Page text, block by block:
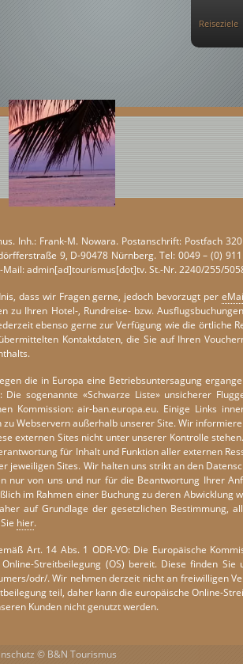
Reiseziele
Inh.: Fra­nk-M. No­wa­ra. Post­an­s­chrift: Post­fach
9, D-90478 Nürn­berg. Tel: 0049 – (0)
Mail: admin[ad]tou­ris­mus[dot]tv. St.-Nr. 2240/255/
dass wir Fra­gen gerne, jedoch be­vor­zugt per
zu Ihren Ho­tel-, Run­dreise- bzw.
eben­so gerne zur Ver­fü­gung wie die ört­li­che
Kon­takt­da­ten, die Sie auf Ihren
die in Eu­ro­pa eine Be­triebs­un­ter­sa­gung
Die so­ge­nann­te «Schwar­ze Liste» un­si­che­r­er
Kom­mis­s­i­on: air-ban.​europa.​eu. Ei­ni­ge Links
Web­s­er­vern au­ße­r­halb un­serer Site. Wir
ex­ter­nen Sites nicht unter un­serer Kon­trol­le
für In­halt und Funk­ti­on aller ex­ter­nen
je­wei­li­gen Sites. Wir hal­ten uns st­rikt an den
nur von uns und nur für die Be­ant­wor­tung Ihrer
im Rah­men einer Bu­chung zu deren Ab­wick­lung
auf Grund­la­ge der ge­setz­li­chen Be­st­im­mung,
hier.
Art. 14 Abs. 1 ODR-VO: Die Eu­ro­päi­sche
St­reit­bei­legung (OS) be­reit. Diese fin­den Sie
​odr/. Wir neh­men der­zeit nicht an frei­wil­li­gen
teil, daher kann die eu­ro­päi­sche On­line-
Kun­den nicht ge­nutzt wer­den.
© B&N Tourismus